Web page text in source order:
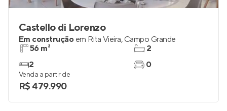
Castello di Lorenzo
Em construção em Rita Vieira, Campo Grande
56 m²
2
2
0
Venda a partir de
R$ 479.990